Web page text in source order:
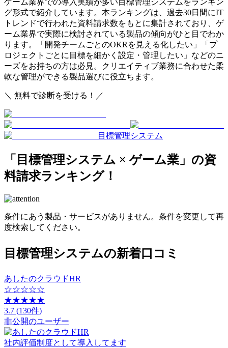
グ形式で紹介しています。本ランキングは、過去30日間にIT
トレンドで行われた資料請求数をもとに集計されており、ゲ
ーム業界で実際に検討されている製品の傾向がひと目でわか
ります。「開発チームごとのOKRを見える化したい」「プ
ロジェクトごとに目標を細かく設定・管理したい」などのニ
ーズをお持ちの方は必見。クリエイティブ業務に合わせた柔
軟な管理ができる製品選びに役立ちます。
＼ 無料で診断を受ける！／
目標管理システム
「目標管理システム × ゲーム業」 の資
料請求ランキング！
条件にあう製品・サービスがありません。条件を変更して再
度検索してください。
目標管理システムの新着口コミ
あしたのクラウドHR
☆☆☆☆☆
★★★★★
3.7 (130件)
非公開のユーザー
社内評価制度として導入してます